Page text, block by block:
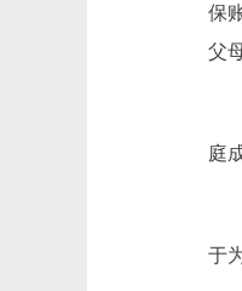
保
父
共
庭
共
于